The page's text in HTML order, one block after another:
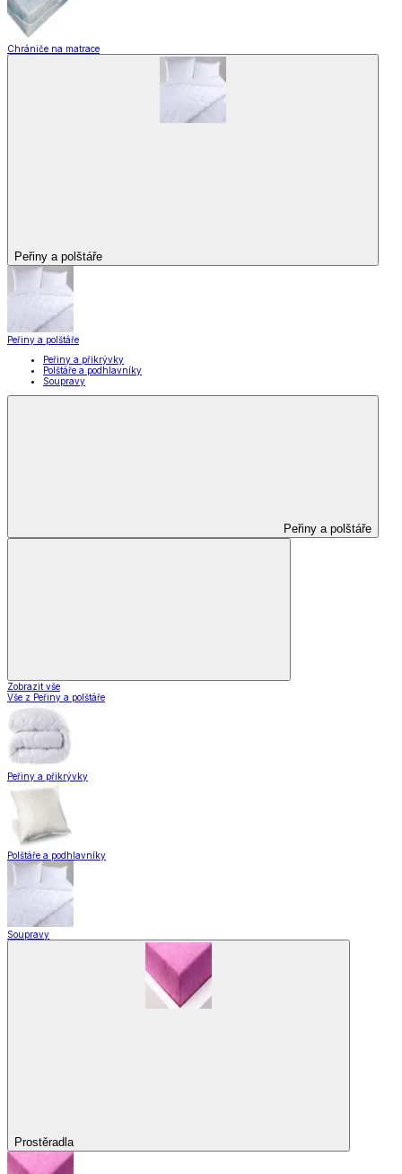
Chrániče na matrace
Peřiny a polštáře
Peřiny a polštáře
Peřiny a přikrývky
Polštáře a podhlavníky
Soupravy
Peřiny a polštáře
Zobrazit vše
Vše z Peřiny a polštáře
Peřiny a přikrývky
Polštáře a podhlavníky
Soupravy
Prostěradla